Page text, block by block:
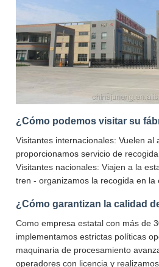
¿Cómo podemos visitar su
Visitantes internacionales: Vuelen al
proporcionamos servicio de
Visitantes nacionales: Viajen a la
tren - organizamos la recogida en la
¿Cómo garantizan la calidad
Como empresa estatal con más de
implementamos estrictas políticas
maquinaria de procesamiento
operadores con licencia y